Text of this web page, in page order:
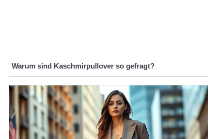
Warum sind Kaschmirpullover so gefragt?